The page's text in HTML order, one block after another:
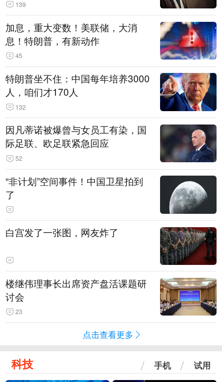
139
加息，重大变数！美联储，大消
息！特朗普，有新动作
45
特朗普坐不住：中国每年培养3000
人，咱们才170人
132
因凡蒂诺被爆曾与女员工有染，国
际足联、欧足联紧急回应
52
“非计划”空间事件！中国卫星拍到
了
白宫发了一张图，网友炸了
楼继伟理事长出席资产盘活课题研
讨会
23
点击查看更多
科技 手机 试用